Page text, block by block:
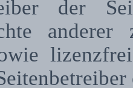
der